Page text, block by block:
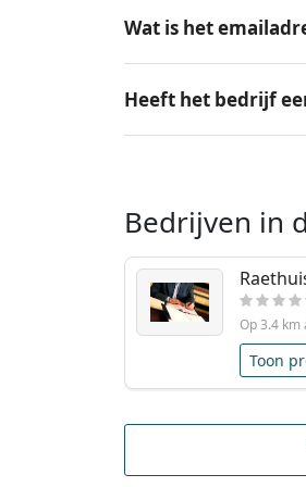
Wat is het
Heeft het bedrijf
Bedrijven in
Op 3.4 km
Toon